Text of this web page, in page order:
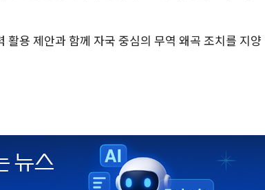
용 제안과 함께 자국 중심의 무역 왜곡 조치를 지양